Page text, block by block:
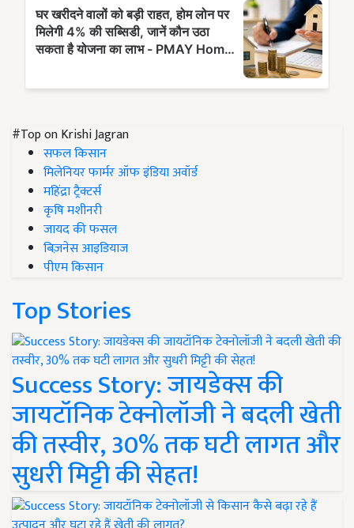
#Top on Krishi Jagran
सफल किसान
मिलेनियर फार्मर ऑफ इंडिया अवॉर्ड
महिंद्रा ट्रैक्टर्स
कृषि मशीनरी
जायद की फसल
बिज़नेस आइडियाज
पीएम किसान
Top Stories
Success Story: जायडेक्स की
जायटॉनिक टेक्नोलॉजी ने बदली खेती
की तस्वीर, 30% तक घटी लागत और
सुधरी मिट्टी की सेहत!